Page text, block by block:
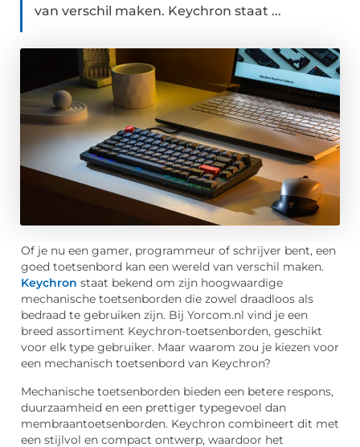
van verschil maken. Keychron staat ...
Of je nu een gamer, programmeur of schrijver bent, een
goed toetsenbord kan een wereld van verschil maken.
Keychron staat bekend om zijn hoogwaardige
mechanische toetsenborden die zowel draadloos als
bedraad te gebruiken zijn. Bij Yorcom.nl vind je een
breed assortiment Keychron-toetsenborden, geschikt
voor elk type gebruiker. Maar waarom zou je kiezen voor
een mechanisch toetsenbord van Keychron?
Mechanische toetsenborden bieden een betere respons,
duurzaamheid en een prettiger typegevoel dan
membraantoetsenborden. Keychron combineert dit met
een stijlvol en compact ontwerp, waardoor het